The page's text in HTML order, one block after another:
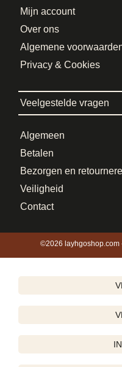
Mijn account
Over ons
Algemene
Privacy & Cookies
Veelgestelde vragen
Algemeen
Betalen
Bezorgen en
Veiligheid
Contact
©2026 layhgoshop.com